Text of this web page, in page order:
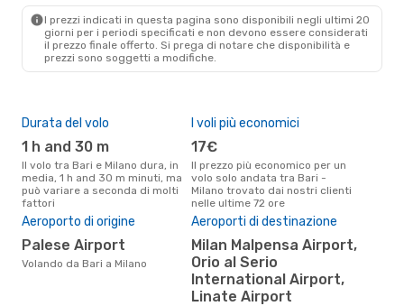
I prezzi indicati in questa pagina sono disponibili negli ultimi 20
giorni per i periodi specificati e non devono essere considerati
il ​​prezzo finale offerto. Si prega di notare che disponibilità e
prezzi sono soggetti a modifiche.
Durata del volo
1 h and 30 m
Il volo tra Bari e Milano dura, in
media, 1 h and 30 m minuti, ma
può variare a seconda di molti
fattori
I voli più economici
17€
Il prezzo più economico per un
volo solo andata tra Bari -
Milano trovato dai nostri clienti
nelle ultime 72 ore
Aeroporto di origine
Palese Airport
Volando da Bari a Milano
Aeroporti di destinazione
Milan Malpensa Airport,
Orio al Serio
International Airport,
Linate Airport